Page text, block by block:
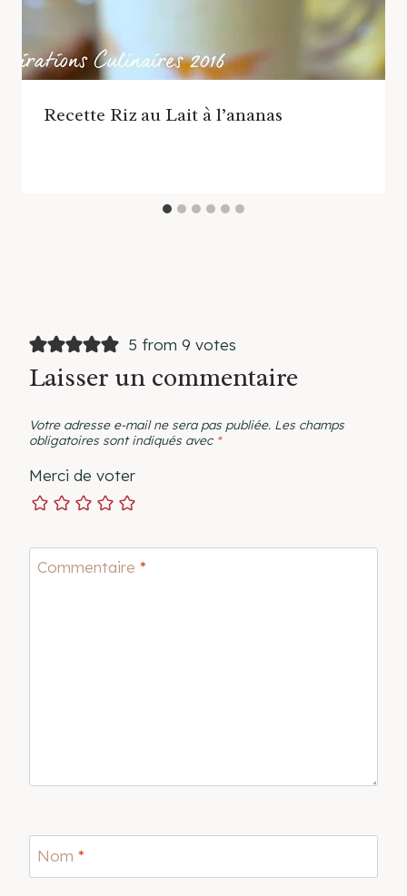
Recette Riz au Lait à l’ananas
5 from 9 votes
Laisser un commentaire
Votre adresse e-mail ne sera pas publiée. Les champs
obligatoires sont indiqués avec *
Merci de voter
Commentaire *
Nom *